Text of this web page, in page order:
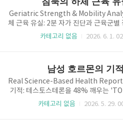
'불포화지방산'이 만나면 혈당 스파이크
깨끗하게 청소하는 놀라운 시너지를 발
밀 데이터를 분석해 보면, 사과의 유기산
를 돕고 땅콩버터는 포만감을 오래 유지
간식 섭취를 원천 차단합니다. 특히 아침
것과 ..
Geriatric Strength & Mobility
체 근육 유실: 2분 자가 진단과 근육군별
토콜나이가 들어서 약해지는 것이 아니
다고 믿는 경향이 있습니다. 그러나 현장
밀 데이터는 아주 느리고 교묘한 근육
여줍니다. 어느 날 갑자기 의자에서 일어
게 느껴지거나, 평소 걷던 길의 경사도가
르게 느껴진다면 이는 이미 근육 유실이
카테고리 없음 2026. 6. 1.
남성 호르몬의 기적
Real Science-Based Health Report
기적: 테스토스테론을 48% 깨우는
대 이후 매년 1~2%씩 하락하는 활력,
카테고리 없음 2026. 5. 29.